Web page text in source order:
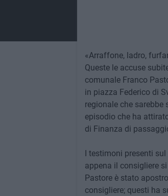
«Arraffone, ladro,
Queste le accuse
comunale Franco
in piazza Federico di
regionale che
episodio che ha
di Finanza di
I testimoni presenti
appena il consigliere
Pastore è stato
consigliere; questi ha